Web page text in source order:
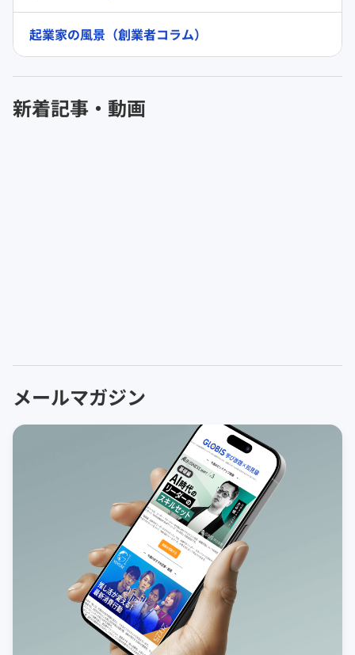
起業家の風景（創業者コラム）
新着記事・動画
メールマガジン